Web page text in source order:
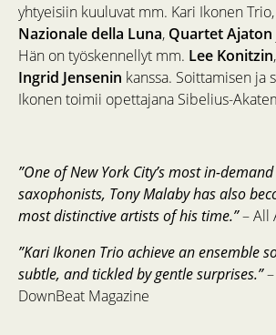
yhtyeisiin kuuluvat mm. Kari Ikonen Trio,
Nazionale della Luna, Quartet Ajaton
Hän on työskennellyt mm. Lee Konitzin,
Ingrid Jensenin kanssa. Soittamisen ja
Ikonen toimii opettajana Sibelius-
”One of New York City’s most in-
saxophonists, Tony Malaby has also
most distinctive artists of his time.”– All
”Kari Ikonen Trio achieve an ensemble
subtle, and tickled by gentle surprises.”–
DownBeat Magazine